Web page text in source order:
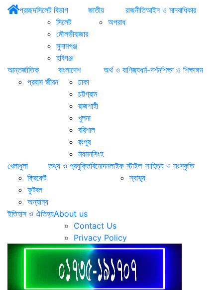
প্রচ্ছদসিলেট বিভাগ
সিলেট
মৌলভীবাজার
সুনামগঞ্জ
হবিগঞ্জ
জাতীয়
অপরাধ
রাজনীতিআইন ও মানবাধিকার
আন্তর্জাতিক
প্রবাস জীবন
বাংলাদেশ
ঢাকা
চট্টগ্রাম
রাজশাহী
খুলনা
বরিশাল
রংপুর
ময়মনসিংহ
অর্থ ও বাণিজ্যধর্ম-দর্শনশিক্ষা ও শিক্ষাঙ্গন
খেলাধুলা
ক্রিকেট
ফুটবল
অন্যান্য
তথ্য ও প্রযুক্তিবিনোদনলাইফ স্টাইল
স্বাস্থ্য
সাহিত্য ও সংস্কৃতি
ইতিহাস ও ঐতিহ্যAbout us
Contact Us
Privacy Policy